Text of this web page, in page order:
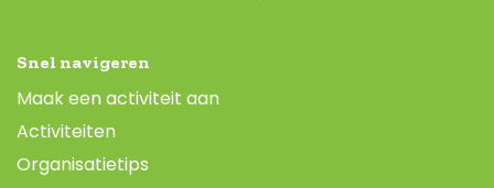
Snel navigeren
Maak een activiteit aan
Activiteiten
Organisatietips